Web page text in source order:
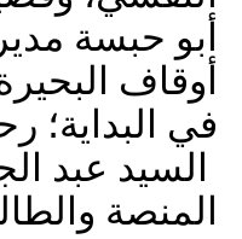
أبو حبسة
أوقاف
في البداية؛
السيد عبد
المنصة